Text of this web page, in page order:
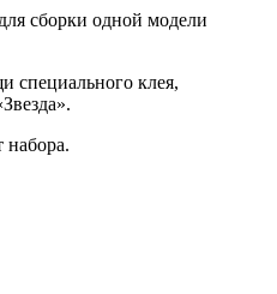
сборки одной модели
специального клея,
набора.